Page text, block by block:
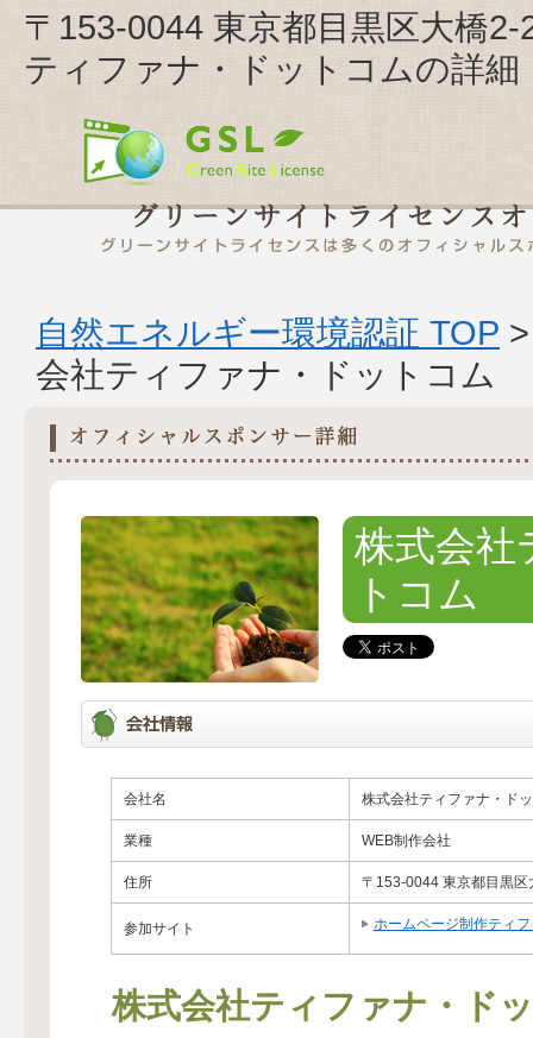
〒153-0044 東京都目黒区大橋
ティファナ・ドットコムの詳細
自然エネルギー環境認証 TOP
会社ティファナ・ドットコム
株式会社
トコム
会社名 株式会社ティファナ・ド
業種 WEB制作会社
住所 〒153-0044 東京都目黒
参加サイト ホームページ制作ティフ
株式会社ティファナ・ド